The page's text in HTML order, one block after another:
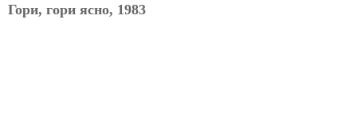
Гори, гори ясно, 1983